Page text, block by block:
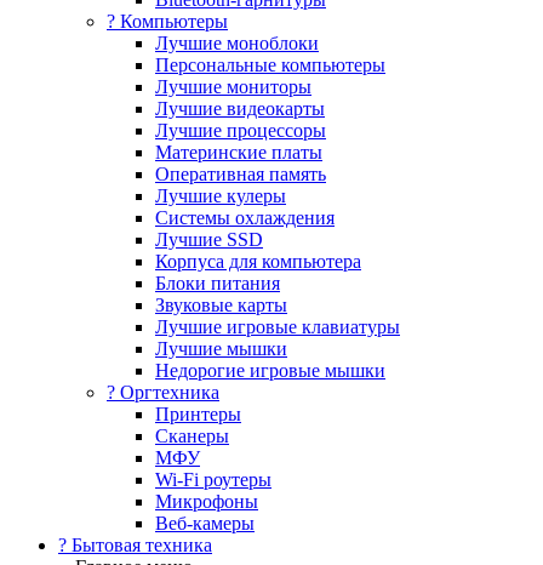
?️ Компьютеры
Лучшие моноблоки
Персональные компьютеры
Лучшие мониторы
Лучшие видеокарты
Лучшие процессоры
Материнские платы
Оперативная память
Лучшие кулеры
Системы охлаждения
Лучшие SSD
Корпуса для компьютера
Блоки питания
Звуковые карты
Лучшие игровые клавиатуры
Лучшие мышки
Недорогие игровые мышки
?️ Оргтехника
Принтеры
Сканеры
МФУ
Wi-Fi роутеры
Микрофоны
Веб-камеры
? Бытовая техника